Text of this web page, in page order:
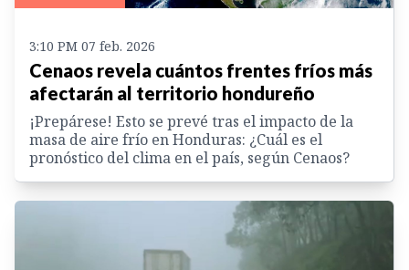
3:10 PM 07 feb. 2026
Cenaos revela cuántos frentes fríos más
afectarán al territorio hondureño
¡Prepárese! Esto se prevé tras el impacto de la
masa de aire frío en Honduras: ¿Cuál es el
pronóstico del clima en el país, según Cenaos?